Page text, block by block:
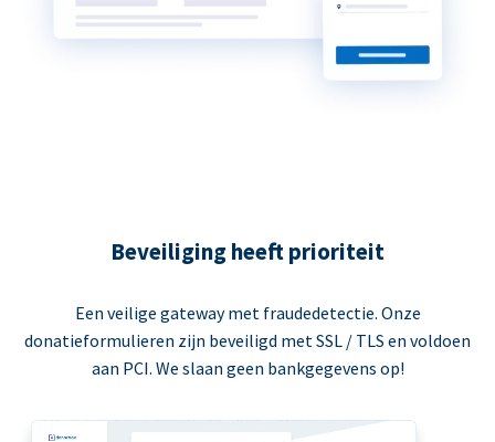
Beveiliging heeft prioriteit
Een veilige gateway met fraudedetectie. Onze
donatieformulieren zijn beveiligd met SSL / TLS en voldoen
aan PCI. We slaan geen bankgegevens op!